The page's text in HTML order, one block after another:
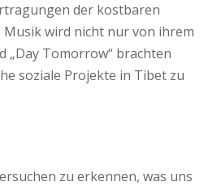
der kostbaren
wird nicht nur von ihrem
„Day Tomorrow“ brachten
soziale Projekte in Tibet zu
zu erkennen, was uns